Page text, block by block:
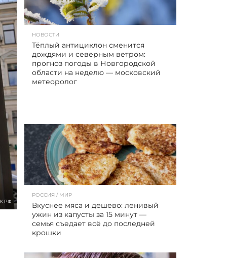
НОВОСТИ
Тёплый антициклон сменится
дождями и северным ветром:
прогноз погоды в Новгородской
области на неделю — московский
метеоролог
РОССИЯ / МИР
Вкуснее мяса и дешево: ленивый
ужин из капусты за 15 минут —
семья съедает всё до последней
крошки